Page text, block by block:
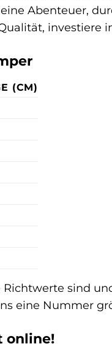
Abenteuer,
investiere
(CM)
sind
eine Nummer
online!